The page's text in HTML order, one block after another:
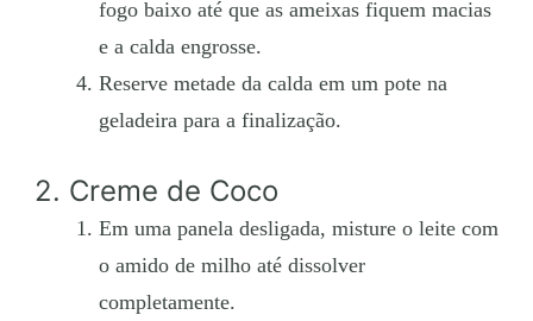
fogo baixo até que as ameixas fiquem macias
e a calda engrosse.
Reserve metade da calda em um pote na
geladeira para a finalização.
2. Creme de Coco
Em uma panela desligada, misture o leite com
o amido de milho até dissolver
completamente.